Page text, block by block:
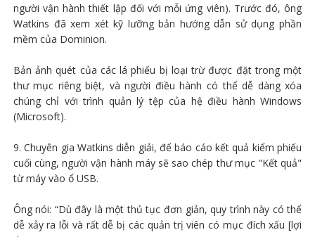
người vận hành thiết lập đối với mỗi ứng viên). Trước đó, ông
Watkins đã xem xét kỹ lưỡng bản hướng dẫn sử dụng phần
mềm của Dominion.
Bản ảnh quét của các lá phiếu bị loại trừ được đặt trong một
thư mục riêng biệt, và người điều hành có thể dễ dàng xóa
chúng chỉ với trình quản lý tệp của hệ điều hành Windows
(Microsoft).
9. Chuyên gia Watkins diễn giải, để báo cáo kết quả kiểm phiếu
cuối cùng, người vận hành máy sẽ sao chép thư mục "Kết quả"
từ máy vào ổ USB.
Ông nói: “Dù đây là một thủ tục đơn giản, quy trình này có thể
dễ xảy ra lỗi và rất dễ bị các quản trị viên có mục đích xấu [lợi